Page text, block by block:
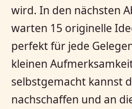
wird. In den nächsten
warten 15 originelle
perfekt für jede
kleinen
selbstgemacht kannst
nachschaffen und an